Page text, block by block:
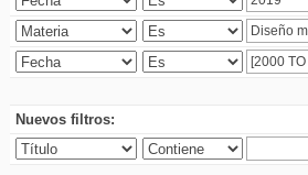
Nuevos filtros: